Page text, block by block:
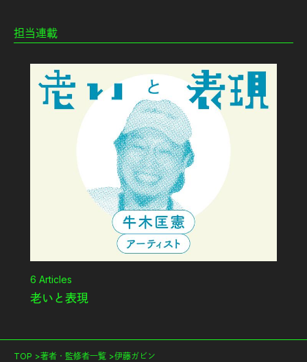
担当連載
6 Articles
老いと表現
TOP 著者・監修者一覧 伊藤ガビン